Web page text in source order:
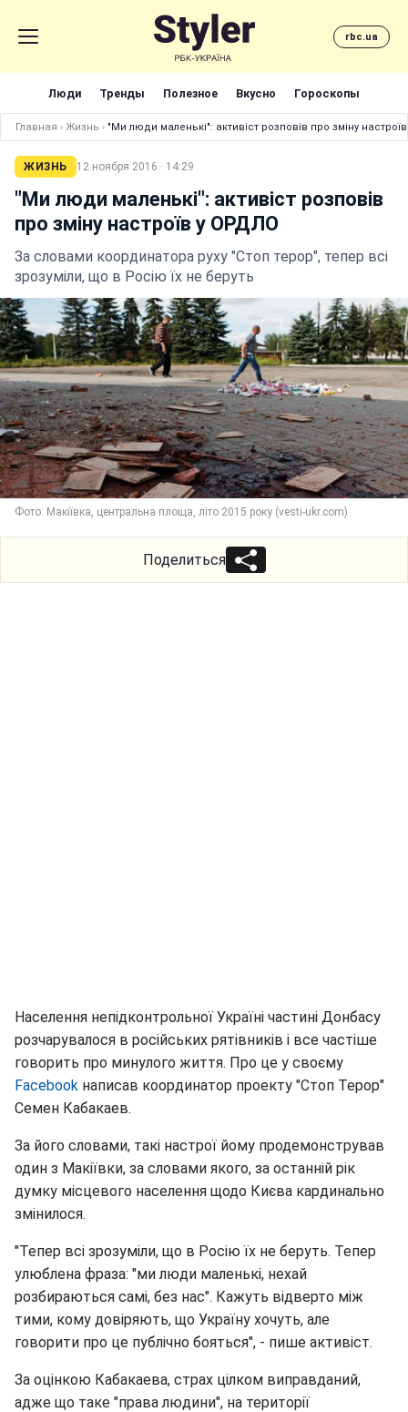
rbc.ua
Люди Тренды Полезное Вкусно Гороскопы
Главная › Жизнь › "Ми люди маленькі": активіст розповів про зміну
ЖИЗНЬ 12 ноября 2016 · 14:29
"Ми люди маленькі": активіст розповів
про зміну настроїв у ОРДЛО
За словами координатора руху "Стоп терор", тепер всі
зрозуміли, що в Росію їх не беруть
Фото: Макіївка, центральна площа, літо 2015 року (vesti-ukr.com)
Поделиться
Населення непідконтрольної Україні частині Донбасу
розчарувалося в російських рятівників і все частіше
говорить про минулого життя. Про це у своєму
Facebook написав координатор проекту "Стоп Терор"
Семен Кабакаев.
За його словами, такі настрої йому продемонстрував
один з Макіївки, за словами якого, за останній рік
думку місцевого населення щодо Києва кардинально
змінилося.
"Тепер всі зрозуміли, що в Росію їх не беруть. Тепер
улюблена фраза: "ми люди маленькі, нехай
розбираються самі, без нас". Кажуть відверто між
тими, кому довіряють, що Україну хочуть, але
говорити про це публічно бояться", - пише активіст.
За оцінкою Кабакаева, страх цілком виправданий,
адже що таке "права людини", на території